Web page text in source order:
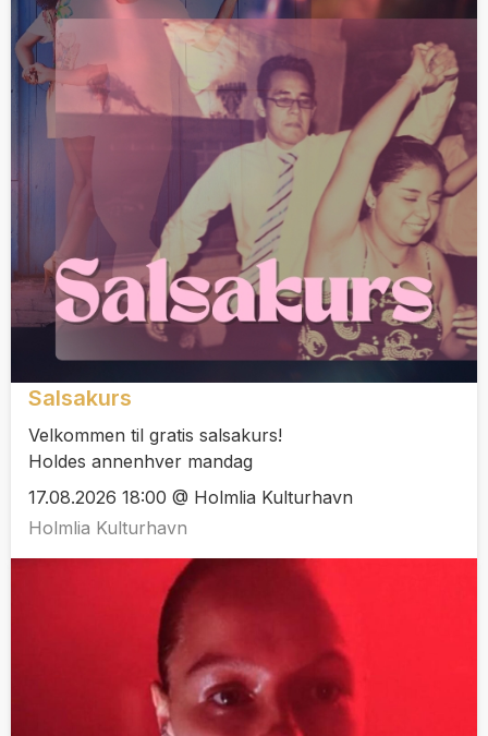
Salsakurs
Velkommen til gratis salsakurs!
Holdes annenhver mandag
17.08.2026 18:00 @ Holmlia Kulturhavn
Holmlia Kulturhavn